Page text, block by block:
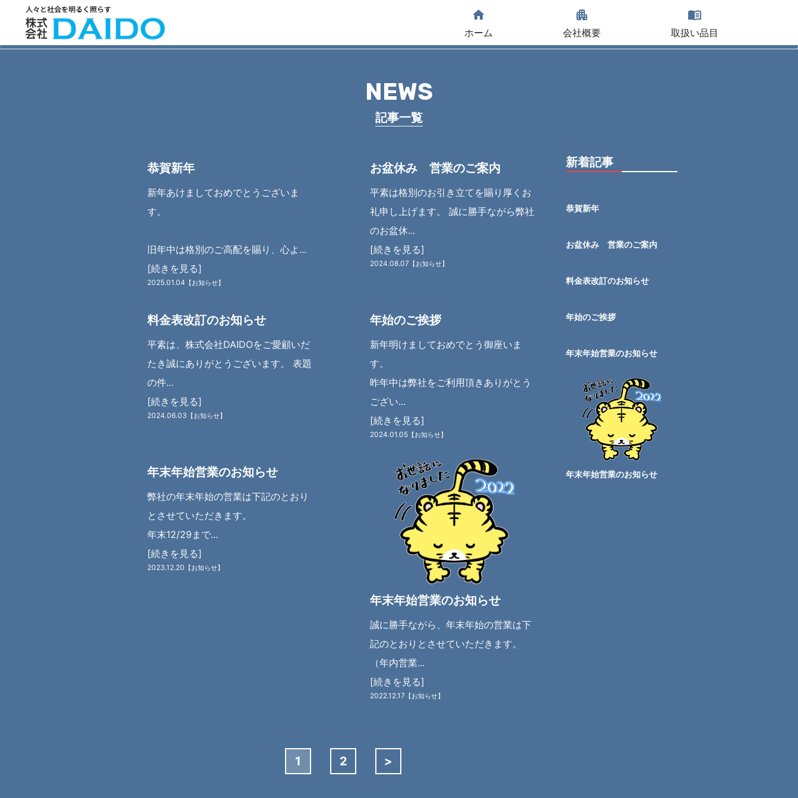
home
ホーム
apartment
会社概要
menu_book
取扱い品目
NEWS
記事一覧
恭賀新年
新年あけましておめでとうございま
す。
旧年中は格別のご高配を賜り、心よ...
[続きを見る]
2025.01.04 【お知らせ】
お盆休み 営業のご案内
平素は格別のお引き立てを賜り厚くお
礼申し上げます。 誠に勝手ながら弊社
のお盆休...
[続きを見る]
2024.08.07 【お知らせ】
料金表改訂のお知らせ
平素は、株式会社DAIDOをご愛顧いだ
たき誠にありがとうございます。 表題
の件...
[続きを見る]
2024.06.03 【お知らせ】
年始のご挨拶
新年明けましておめでとう御座いま
す。
昨年中は弊社をご利用頂きありがとう
ござい...
[続きを見る]
2024.01.05 【お知らせ】
年末年始営業のお知らせ
弊社の年末年始の営業は下記のとおり
とさせていただきます。
年末12/29まで...
[続きを見る]
2023.12.20 【お知らせ】
年末年始営業のお知らせ
誠に勝手ながら、年末年始の営業は下
記のとおりとさせていただきます。
（年内営業...
[続きを見る]
2022.12.17 【お知らせ】
1 2 >
新着記事
恭賀新年
お盆休み 営業のご案内
料金表改訂のお知らせ
年始のご挨拶
年末年始営業のお知らせ
年末年始営業のお知らせ